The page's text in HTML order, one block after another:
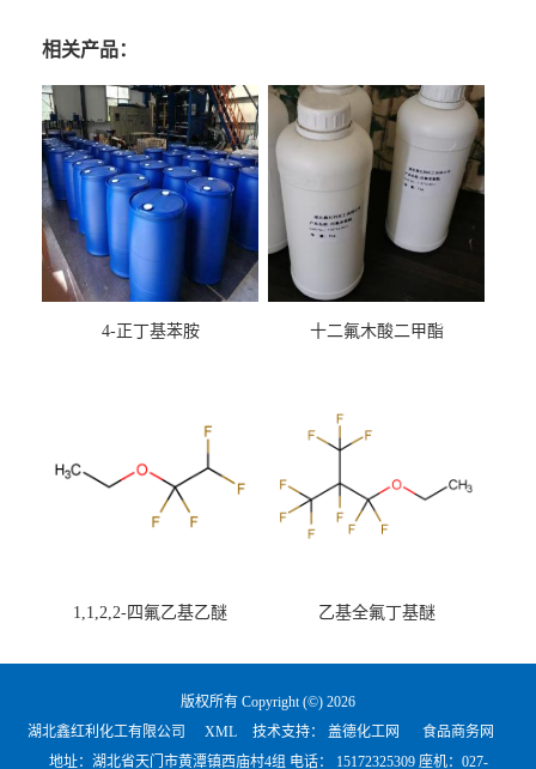
相关产品：
4-正丁基苯胺 十二氟木酸二甲酯
1,1,2,2-四氟乙基乙醚 乙基全氟丁基醚
版权所有 Copyright (©) 2026
湖北鑫红利化工有限公司
XML 技术支持： 盖德化工网
食品商务网
地址：湖北省天门市黄潭镇西庙村4组 电话：
15172325309 座机：027-